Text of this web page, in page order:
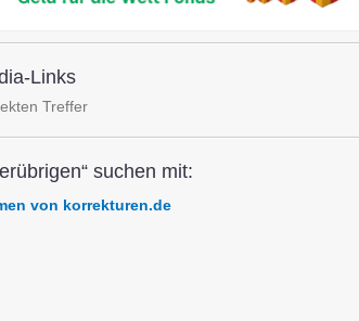
Links
Treffer
suchen mit:
von korrekturen.de